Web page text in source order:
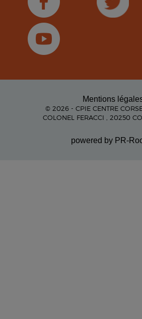
Mentions
© 2026 - CPIE CENTRE
COLONEL FERACCI , 20250
powered by PR-